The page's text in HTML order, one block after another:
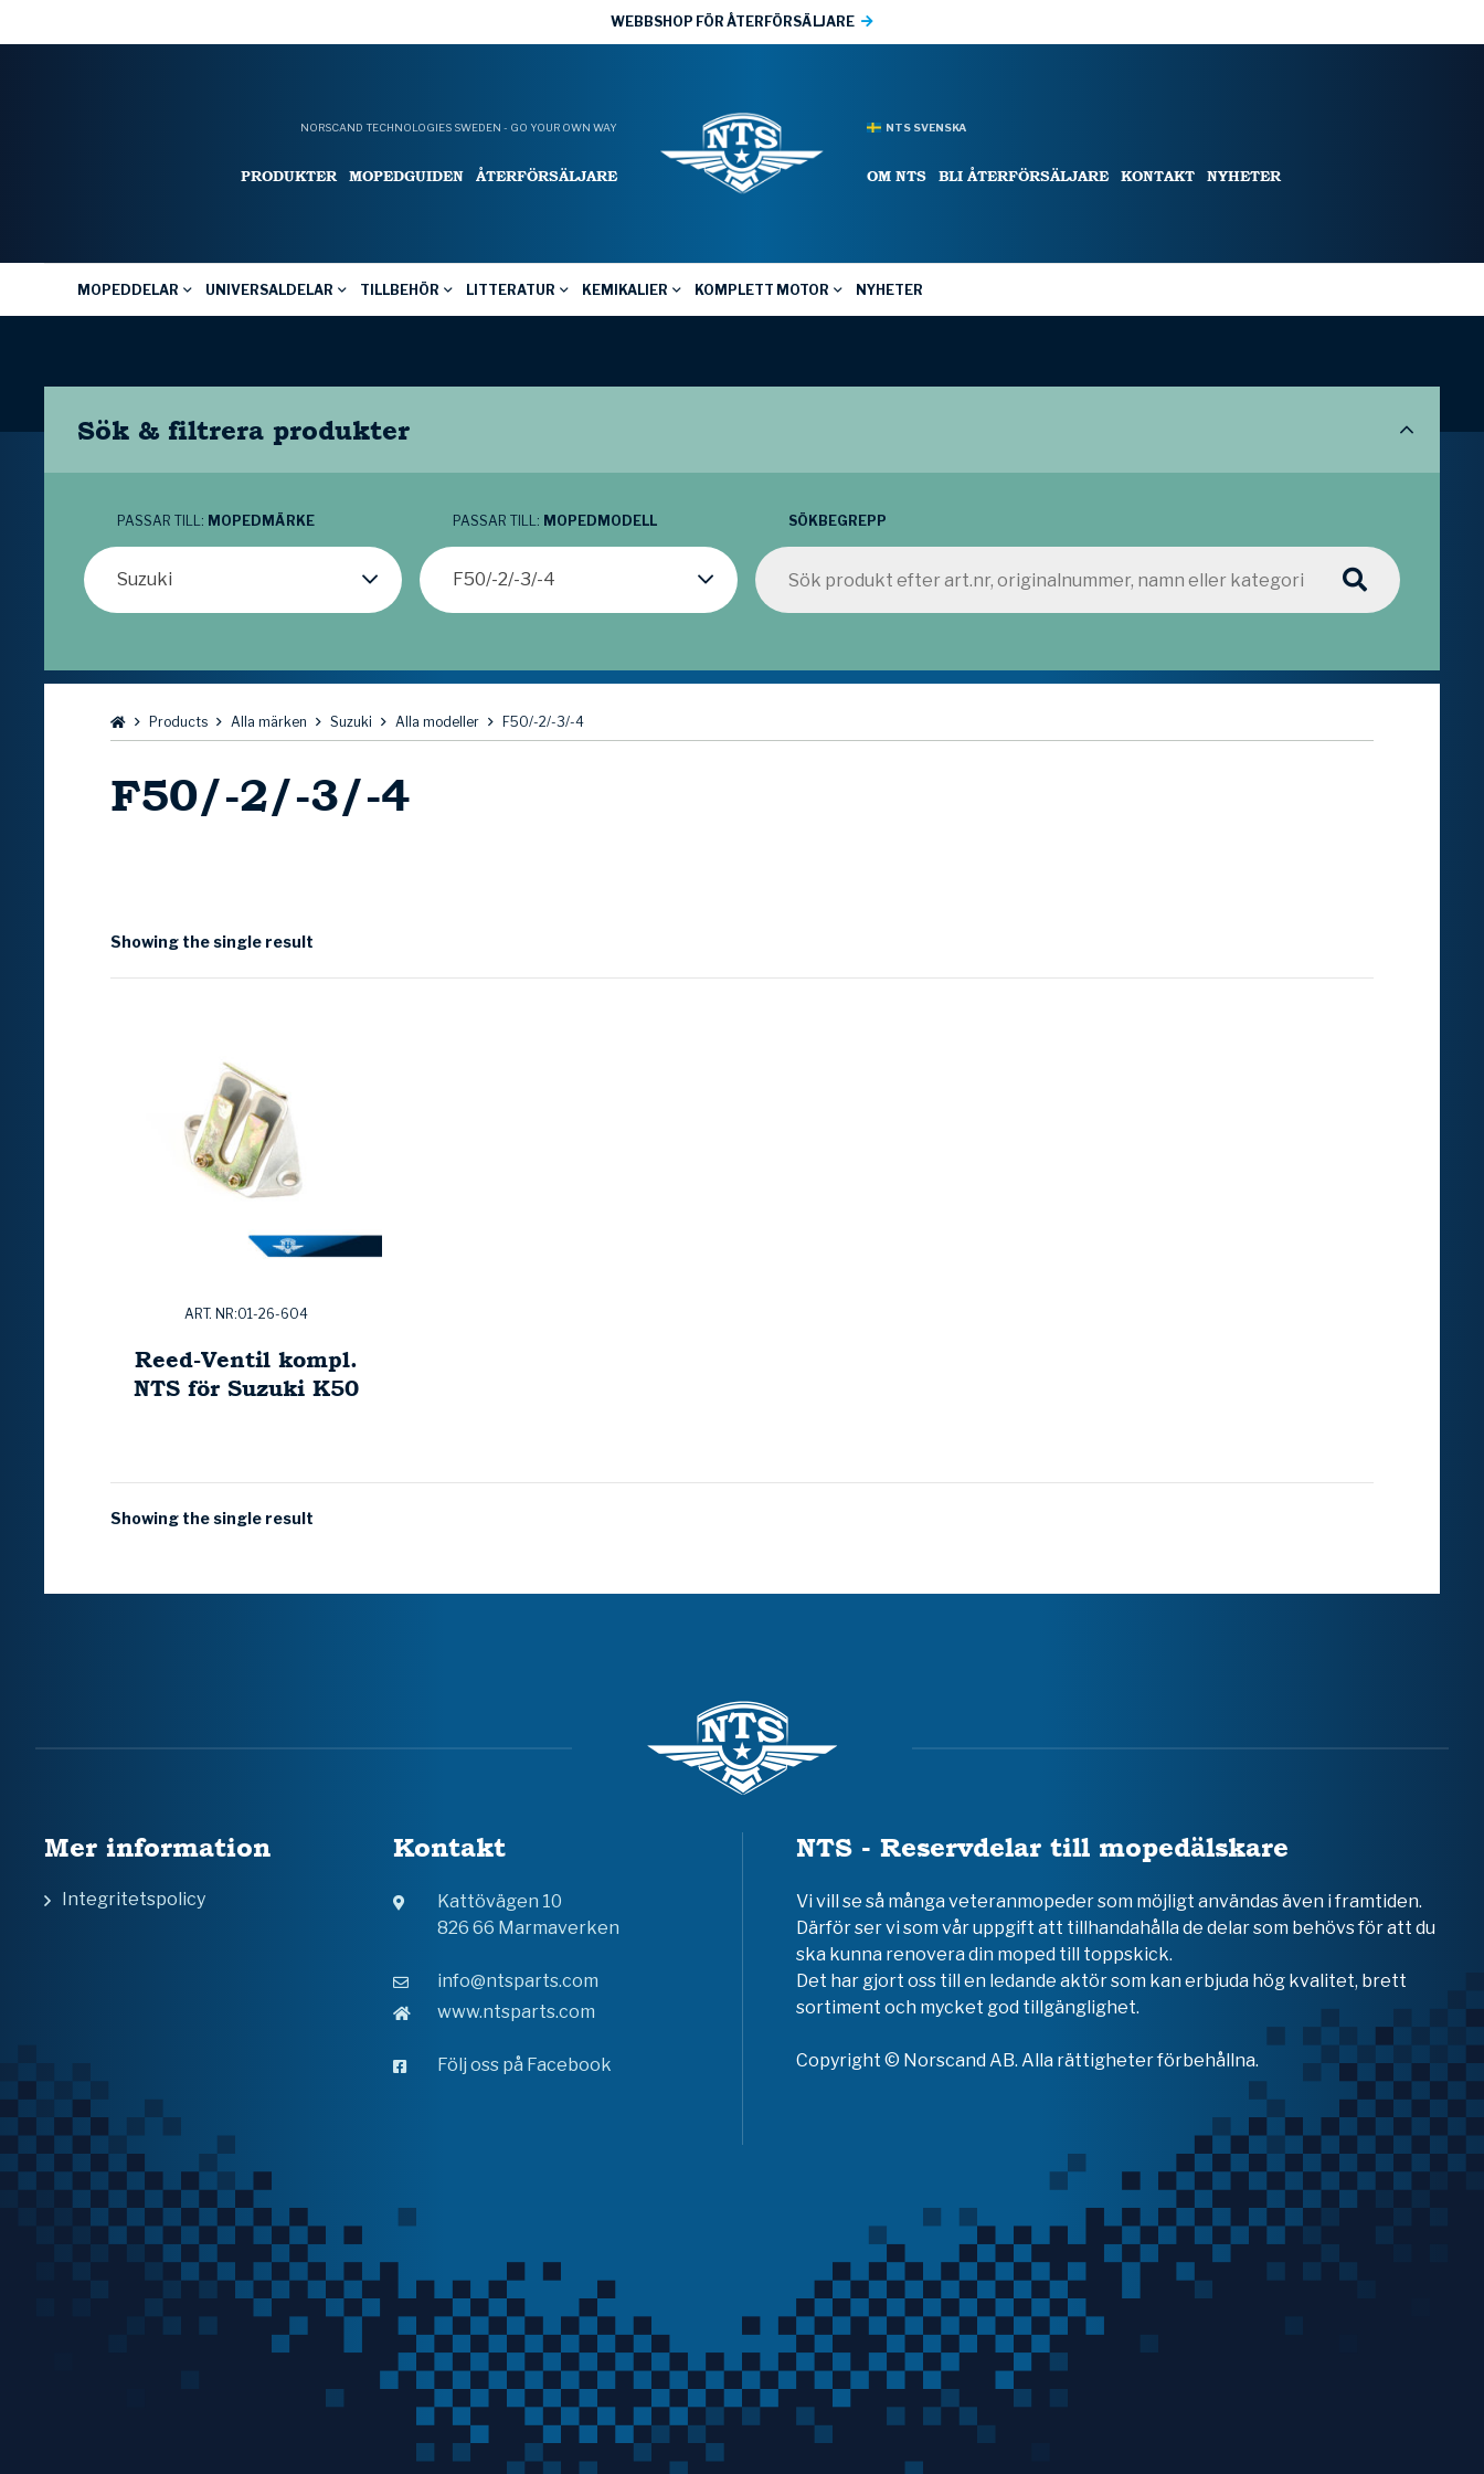
WEBBSHOP FÖR ÅTERFÖRSÄLJARE
NORSCAND TECHNOLOGIES SWEDEN - GO YOUR OWN WAY
PRODUKTER MOPEDGUIDEN ÅTERFÖRSÄLJARE
NTS SVENSKA
OM NTS BLI ÅTERFÖRSÄLJARE KONTAKT NYHETER
MOPEDDELAR UNIVERSALDELAR TILLBEHÖR LITTERATUR KEMIKALIER KOMPLETT MOTOR NYHETER
Sök & filtrera produkter
PASSAR TILL: MOPEDMÄRKE
Suzuki
PASSAR TILL: MOPEDMODELL
F50/-2/-3/-4
SÖKBEGREPP
Bläddra:Products Alla märken Suzuki Alla modeller F50/-2/-3/-4
F50/-2/-3/-4
Showing the single result
ART. NR:01-26-604
Reed-Ventil kompl.
NTS för Suzuki K50
Showing the single result
Mer information
Integritetspolicy
Kontakt
Kattövägen 10
826 66 Marmaverken
info@ntsparts.com
www.ntsparts.com
Följ oss på Facebook
NTS - Reservdelar till mopedälskare
Vi vill se så många veteranmopeder som möjligt användas även i framtiden.
Därför ser vi som vår uppgift att tillhandahålla de delar som behövs för att du
ska kunna renovera din moped till toppskick.
Det har gjort oss till en ledande aktör som kan erbjuda hög kvalitet, brett
sortiment och mycket god tillgänglighet.
Copyright © Norscand AB. Alla rättigheter förbehållna.